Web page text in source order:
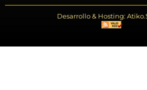
Desarrollo & Hosting: